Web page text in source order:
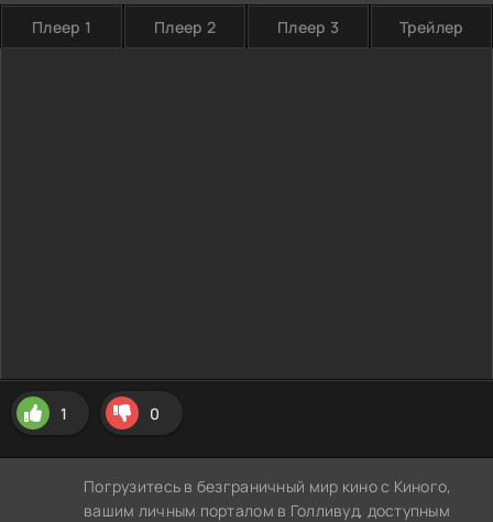
Плеер 1 Плеер 2 Плеер 3 Трейлер
1 0
Погрузитесь в безграничный мир кино с Киного,
вашим личным порталом в Голливуд, доступным